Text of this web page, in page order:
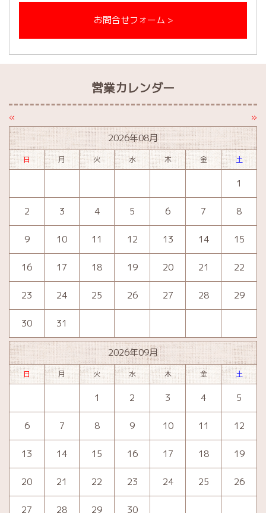
お問合せフォーム >
営業カレンダー
« »
2026年08月
日 月 火 水 木 金 土
1
2 3 4 5 6 7 8
9 10 11 12 13 14 15
16 17 18 19 20 21 22
23 24 25 26 27 28 29
30 31
2026年09月
日 月 火 水 木 金 土
1 2 3 4 5
6 7 8 9 10 11 12
13 14 15 16 17 18 19
20 21 22 23 24 25 26
27 28 29 30